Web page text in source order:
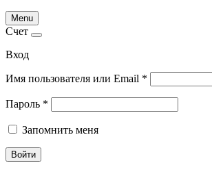
Menu
Счет
Вход
Имя пользователя или Email *
Пароль *
Запомнить меня
Войти